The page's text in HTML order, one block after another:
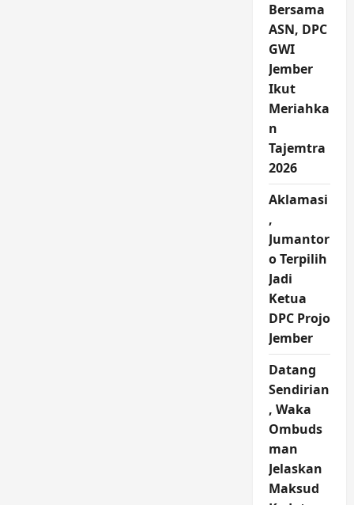
Bersama
ASN, DPC
GWI
Jember
Ikut
Meriahka
n
Tajemtra
2026
Aklamasi
,
Jumantor
o Terpilih
Jadi
Ketua
DPC Projo
Jember
Datang
Sendirian
, Waka
Ombuds
man
Jelaskan
Maksud